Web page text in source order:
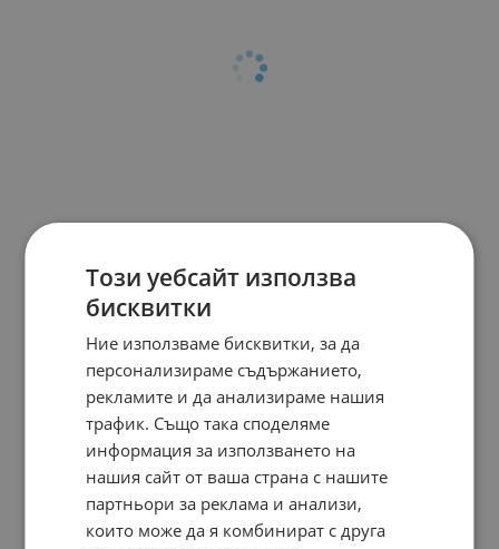
Този уебсайт използва
бисквитки
Ние използваме бисквитки, за да
персонализираме съдържанието,
рекламите и да анализираме нашия
трафик. Също така споделяме
информация за използването на
нашия сайт от ваша страна с нашите
партньори за реклама и анализи,
които може да я комбинират с друга